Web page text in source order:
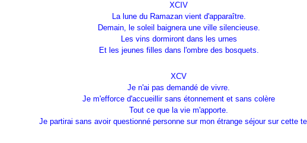
XCIV
La lune du Ramazan vient d'apparaître.
Demain, le soleil baignera une ville silencieuse.
Les vins dormiront dans les urnes
Et les jeunes filles dans l'ombre des bosquets.
XCV
Je n'ai pas demandé de vivre.
Je m'efforce d'accueillir sans étonnement et sans colère
Tout ce que la vie m'apporte.
Je partirai sans avoir questionné personne sur mon étrange séjour sur cette